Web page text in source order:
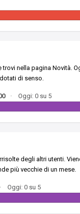
nella pagina Novità.
di senso.
· Oggi: 0 su 5
degli altri utenti.
più vecchie di un mese.
· Oggi: 0 su 5